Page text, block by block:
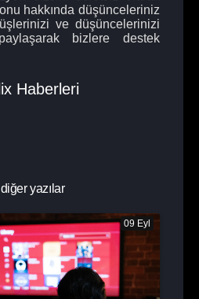
hakkında düşünceleriniz
ve düşüncelerinizi
bizlere destek
Haberleri
yazılar
09 Eyl